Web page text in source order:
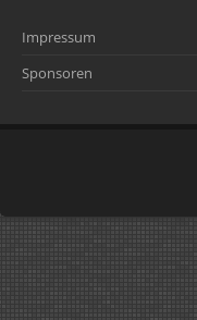
Impressum
Sponsoren